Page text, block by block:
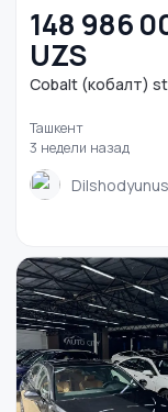
148 986
UZS
Cobalt (кобалт)
Ташкент
3 недели назад